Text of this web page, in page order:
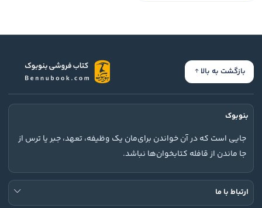
بازگشت به بالا
بنوبوک
جایی است که در آن خواندن برای‌مان یک وظیفه، تعهد، جبر یا ترس از
جا ماندن از قافله کتابخوان‌ها نباشد.
ارتباط با ما